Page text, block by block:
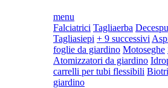
menu
Falciatrici Tagliaerba
Tagliasiepi + 9 successivi
foglie da giardino Motoseghe
Atomizzatori da giardino
carrelli per tubi flessibili
giardino